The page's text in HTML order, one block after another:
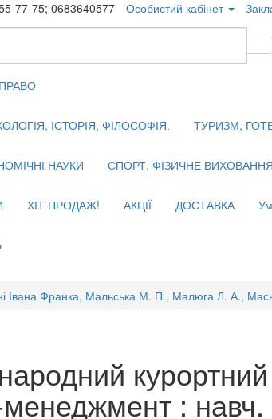
77-75; 0683640577 Особистий кабінет
ПРАВО
ІСТОРІЯ, ФІЛОСОФІЯ. ТУРИЗМ,
НАУКИ СПОРТ. ФІЗИЧНЕ ВИХОВАННЯ
ХІТ ПРОДАЖ! АКЦІЇ ДОСТАВКА
Івана Франка, Мальська М. П., Малюга Л. А.,
курортний
: навч.